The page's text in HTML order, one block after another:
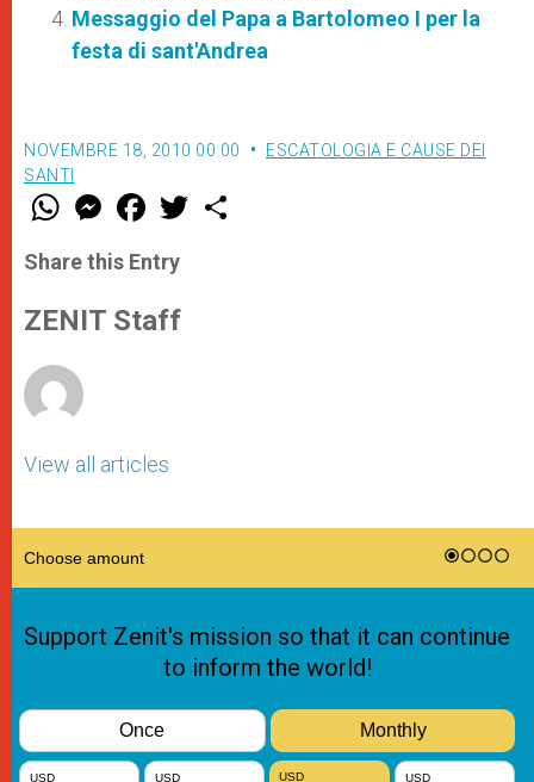
Messaggio del Papa a Bartolomeo I per la
festa di sant'Andrea
NOVEMBRE 18, 2010 00:00
ESCATOLOGIA E CAUSE DEI
SANTI
W
t
s
p
p
M
e
s
e
g
e
F
a
e
b
o
k
w
Share this Entry
ZENIT Staff
View all articles